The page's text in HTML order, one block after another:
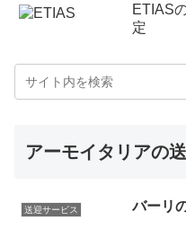
ETIAS
定
アーモイタリアの
送迎サービス バーリ